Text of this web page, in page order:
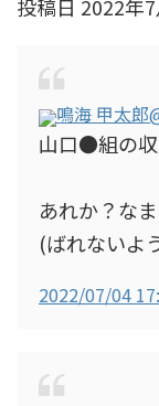
投稿日 2022年
鳴海 甲太郎
山口●組の収
あれか？な
(ばれないよ
2022/07/04